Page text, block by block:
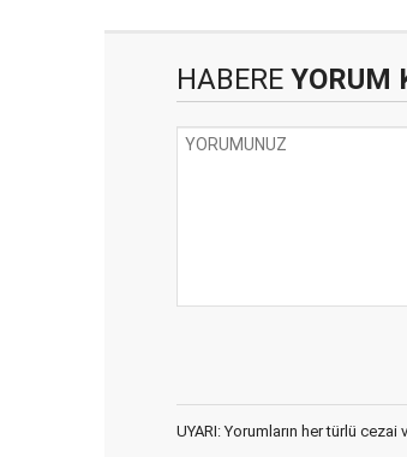
HABERE YORUM
UYARI: Yorumların her türlü